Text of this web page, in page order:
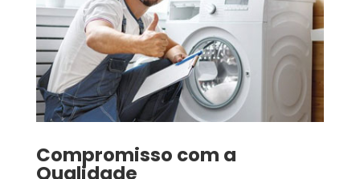
Compromisso com a
Qualidade